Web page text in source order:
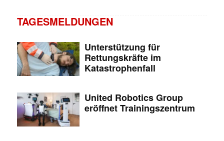
TAGESMELDUNGEN
Unterstützung für
Rettungskräfte im
Katastrophenfall
United Robotics Group
eröffnet Trainingszentrum